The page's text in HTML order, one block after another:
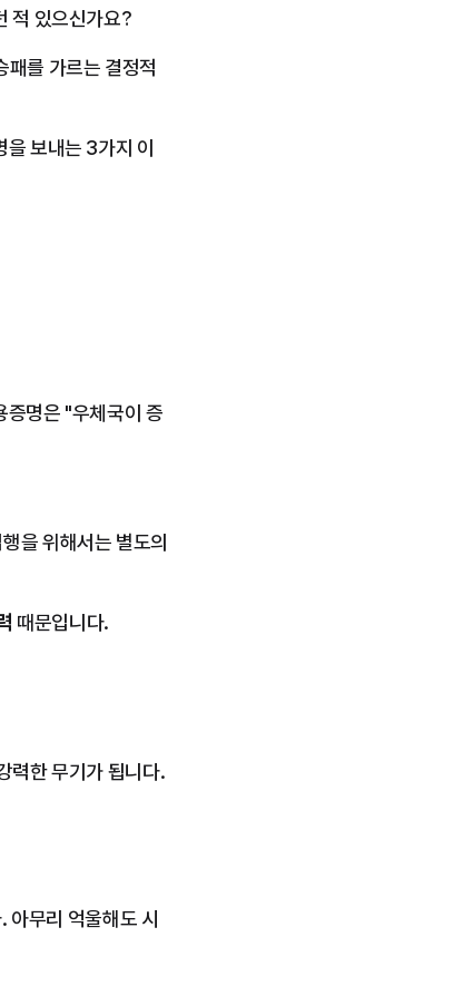
적 있으신가요?
패를 가르는 결정적
보내는 3가지 이
증명은 "우체국이 증
을 위해서는 별도의
때문입니다.
력한 무기가 됩니다.
무리 억울해도 시